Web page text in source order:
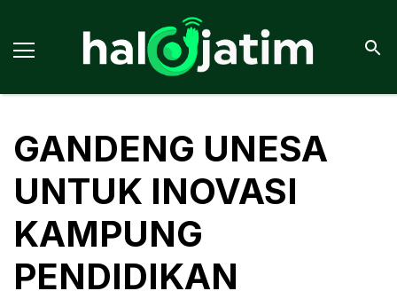
GANDENG UNESA
UNTUK INOVASI
KAMPUNG
PENDIDIKAN